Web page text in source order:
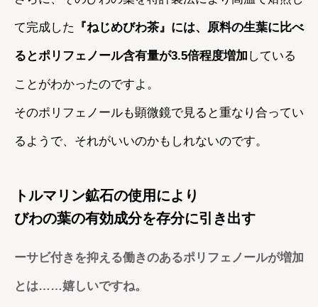
て完成した 『ねじめびわ茶』には、原料の生葉に比べ
るとポリフェノール含有量が3.5倍程度増加 している
ことがわかったのですよ。
そのポリフェノールも顕微鏡で見ると重なり合ってい
るようで、それがいいのかもしれないのです。
トルマリン鉱石の使用により
びわの葉の有効成分を存分に引き出す
ーサビ付きを抑える働きのあるポリフェノールが増加
とは……嬉しいですね。